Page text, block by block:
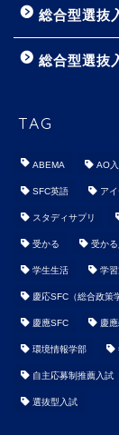
総合型選抜
総合型選抜
TAG
ABEMA AO
SFC英語 ア
スタディサプリ
受かる 受かる
学生生活 学習
慶応SFC（総合政策
慶應SFC 慶應
環境情報学部
自主応募制推薦入試
選抜型入試